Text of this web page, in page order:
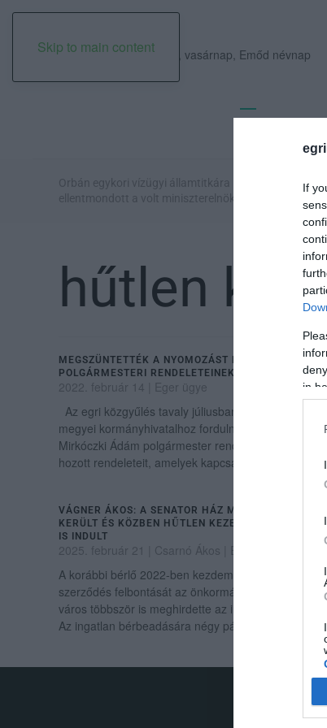
If
in
Skip to main content
2026. augusztus 09., vasárnap, Emőd névnap
Orbán egykori vízügyi államtitkára is
ellentmondott a volt miniszterelnök kor...
hűtlen
MEGSZÜNTETTÉK A NYOMOZÁST MIRKÓCZKI ÁDÁM
POLGÁRMESTERI RENDELETEINEK ÜGYÉBEN
2022. február 14
Eger ügye
Az egri közgyűlés tavaly júliusban úgy döntött, hogy
megyei kormányhivatalhoz fordulnak, vizsgálja meg
Mirkóczki Ádám polgármester rendkívüli jogrend
hozott rendeleteit, amelyek kapcsán...
VÁGNER ÁKOS: A SENATOR HÁZ MIRKÓCZKI
KERÜLT ÉS KÖZBEN HŰTLEN KEZELÉS MIATT
IS INDULT
2025. február 21 | Csarnó Ákos | Eger ügye
A korábbi bérlő 2022-ben kezdeményezte a bérleti
szerződés felbontását az önkormányzattal, ami
város többször is meghirdette az ingatlant
Az ingatlan bérbeadására négy pályázati...